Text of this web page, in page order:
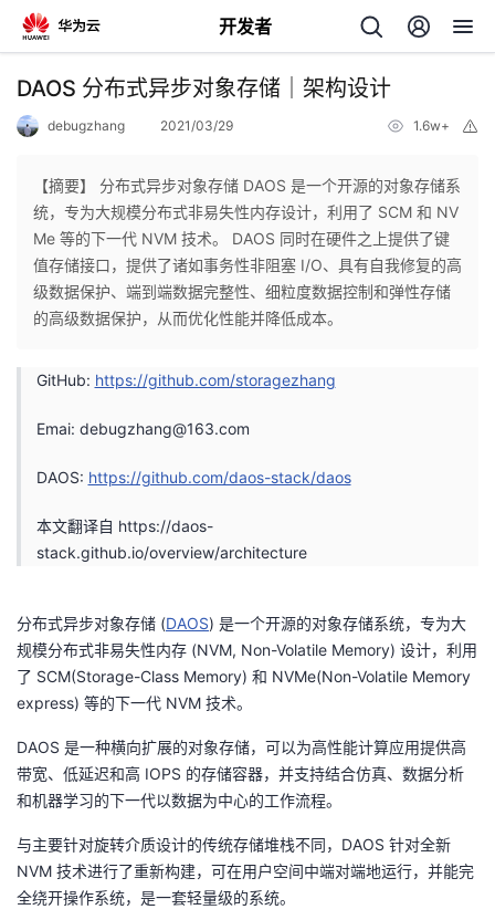
开发者
返
个
人
主
页
我
的
开
发
者
的
客
我
论
坛
的
圈
子
我
的
直
播
我
的
活
我
的
我
DAOS 分布式异步对象存储｜架构设计
debugzhang 2021/03/29 1.6w+
【摘要】 分布式异步对象存储 DAOS 是一个开源的对象存储系
统，专为大规模分布式非易失性内存设计，利用了 SCM 和 NV
Me 等的下一代 NVM 技术。 DAOS 同时在硬件之上提供了键
值存储接口，提供了诸如事务性非阻塞 I/O、具有自我修复的高
级数据保护、端到端数据完整性、细粒度数据控制和弹性存储
的高级数据保护，从而优化性能并降低成本。
GitHub: https://github.com/storagezhang
Emai: debugzhang@163.com
DAOS: https://github.com/daos-stack/daos
本文翻译自 https://daos-
stack.github.io/overview/architecture
分布式异步对象存储 (DAOS) 是一个开源的对象存储系统，专为大
规模分布式非易失性内存 (NVM, Non-Volatile Memory) 设计，利用
了 SCM(Storage-Class Memory) 和 NVMe(Non-Volatile Memory
express) 等的下一代 NVM 技术。
DAOS 是一种横向扩展的对象存储，可以为高性能计算应用提供高
带宽、低延迟和高 IOPS 的存储容器，并支持结合仿真、数据分析
和机器学习的下一代以数据为中心的工作流程。
与主要针对旋转介质设计的传统存储堆栈不同，DAOS 针对全新
NVM 技术进行了重新构建，可在用户空间中端对端地运行，并能完
全绕开操作系统，是一套轻量级的系统。